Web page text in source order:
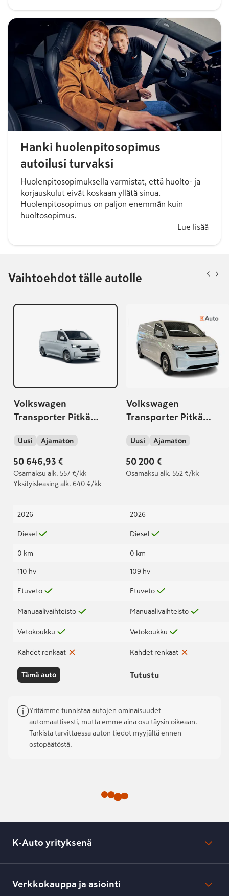
Hanki huolenpitosopimus
autoilusi turvaksi
Huolenpitosopimuksella varmistat, että huolto- ja
korjauskulut eivät koskaan yllätä sinua.
Huolenpitosopimus on paljon enemmän kuin
huoltosopimus.
Lue lisää
Vaihtoehdot tälle autolle
Volkswagen
Transporter Pitkä
TDI 81kW, Manuaali
Uusi Ajamaton
50 646,93 €
Osamaksu alk. 557 €/kk
Yksityisleasing alk. 640 €/kk
2026
Diesel
0 km
110 hv
Etuveto
Manuaalivaihteisto
Vetokoukku
Kahdet renkaat
Tämä auto
Volkswagen
Transporter Pitkä
TDI 81 kW, Manuaali |
Takuu 5 v / 200 000 km
Uusi Ajamaton
50 200 €
Osamaksu alk. 552 €/kk
2026
Diesel
0 km
109 hv
Etuveto
Manuaalivaihteisto
Vetokoukku
Kahdet renkaat
Tutustu
Yritämme tunnistaa autojen ominaisuudet
automaattisesti, mutta emme aina osu täysin oikeaan.
Tarkista tarvittaessa auton tiedot myyjältä ennen
ostopäätöstä.
K-Auto yrityksenä
Lehdistötiedotteet
Toimipisteiden yhteystiedot
Verkkokauppa ja asiointi